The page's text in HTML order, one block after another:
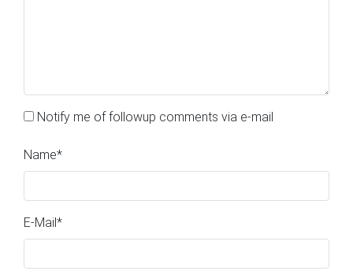
Notify me of followup comments via e-mail
Name*
E-Mail *